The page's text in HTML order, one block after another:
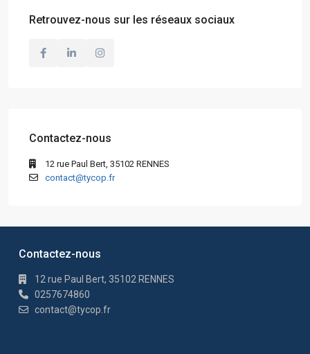
Retrouvez-nous sur les réseaux sociaux
Contactez-nous
12 rue Paul Bert, 35102 RENNES
contact@tycop.fr
Contactez-nous
12 rue Paul Bert, 35102 RENNES
0257674860
contact@tycop.fr